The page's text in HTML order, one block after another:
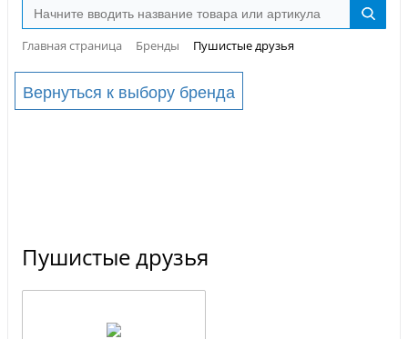
Главная страница Бренды Пушистые друзья
Вернуться к выбору бренда
Пушистые друзья